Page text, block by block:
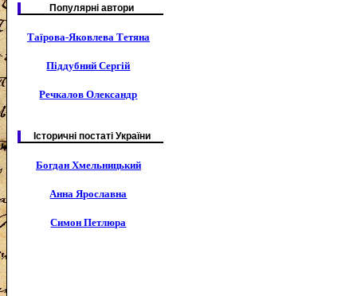
Популярні автори
Таїрова-Яковлева Тетяна
Піддубний Сергій
Речкалов Олександр
Історичні постаті України
Богдан Хмельницький
Анна Ярославна
Симон Петлюра